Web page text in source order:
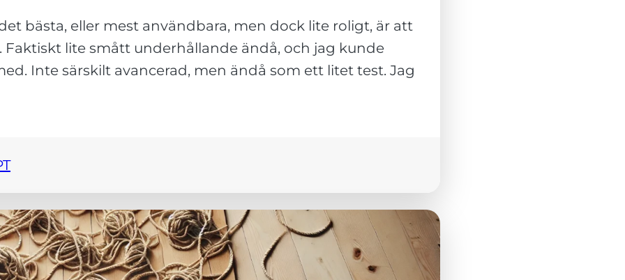
bästa, eller mest användbara, men dock lite roligt, är att
Faktiskt lite smått underhållande ändå, och jag kunde
Inte särskilt avancerad, men ändå som ett litet test. Jag